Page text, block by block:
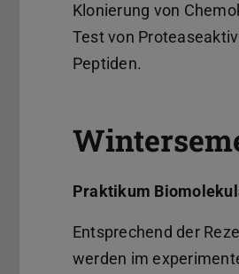
Klonierung von
Test von
Peptiden.
Praktikum
Entsprechend der
werden im